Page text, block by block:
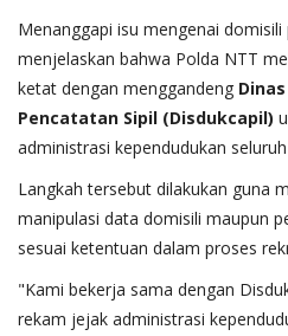
Menanggapi isu mengenai
menjelaskan bahwa Polda NTT
ketat dengan menggandeng
Pencatatan Sipil (Disdukcapil)
administrasi kependudukan
Langkah tersebut dilakukan guna
manipulasi data domisili maupun
sesuai ketentuan dalam proses
"Kami bekerja sama dengan
rekam jejak administrasi